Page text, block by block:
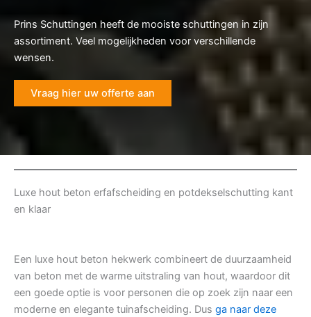
Prins Schuttingen heeft de mooiste schuttingen in zijn
assortiment. Veel mogelijkheden voor verschillende
wensen.
Vraag hier uw offerte aan
Luxe hout beton erfafscheiding en potdekselschutting kant
en klaar
Een luxe hout beton hekwerk combineert de duurzaamheid
van beton met de warme uitstraling van hout, waardoor dit
een goede optie is voor personen die op zoek zijn naar een
moderne en elegante tuinafscheiding. Dus ga naar deze